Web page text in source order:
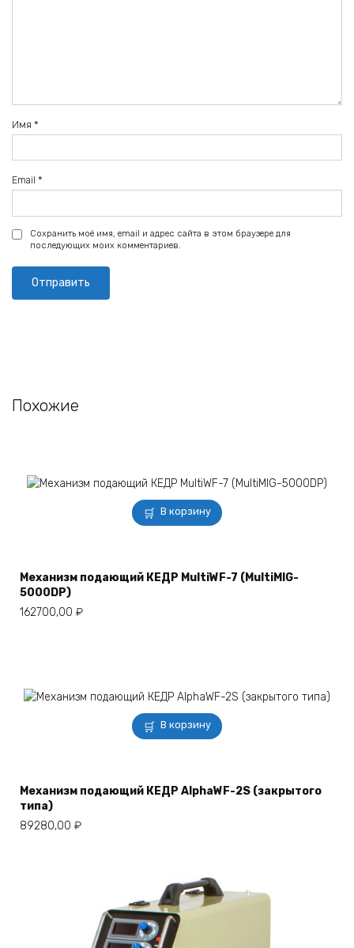
Имя *
Email *
Сохранить моё имя, email и адрес сайта в этом браузере для
последующих моих комментариев.
Похожие
В корзину
Механизм подающий КЕДР MultiWF-7 (MultiMIG-
5000DP)
162700,00 ₽
В корзину
Механизм подающий КЕДР AlphaWF-2S (закрытого
типа)
89280,00 ₽